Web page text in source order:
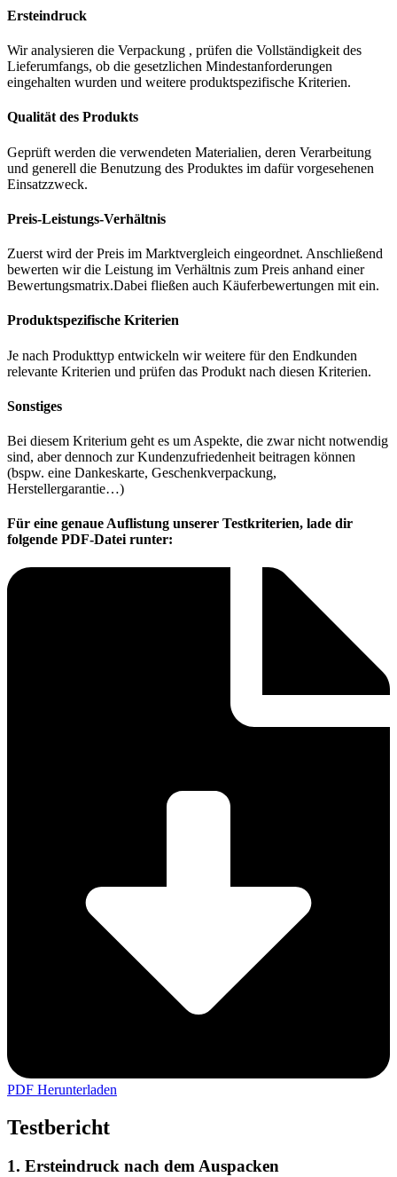
Ersteindruck
Wir analysieren die Verpackung , prüfen die Vollständigkeit des
Lieferumfangs, ob die gesetzlichen Mindestanforderungen
eingehalten wurden und weitere produktspezifische Kriterien.
Qualität des Produkts
Geprüft werden die verwendeten Materialien, deren Verarbeitung
und generell die Benutzung des Produktes im dafür vorgesehenen
Einsatzzweck.
Preis-Leistungs-Verhältnis
Zuerst wird der Preis im Marktvergleich eingeordnet. Anschließend
bewerten wir die Leistung im Verhältnis zum Preis anhand einer
Bewertungsmatrix.Dabei fließen auch Käuferbewertungen mit ein.
Produktspezifische Kriterien
Je nach Produkttyp entwickeln wir weitere für den Endkunden
relevante Kriterien und prüfen das Produkt nach diesen Kriterien.
Sonstiges
Bei diesem Kriterium geht es um Aspekte, die zwar nicht notwendig
sind, aber dennoch zur Kundenzufriedenheit beitragen können
(bspw. eine Dankeskarte, Geschenkverpackung,
Herstellergarantie…)
Für eine genaue Auflistung unserer Testkriterien, lade dir
folgende PDF-Datei runter:
PDF Herunterladen
Testbericht
1. Ersteindruck nach dem Auspacken